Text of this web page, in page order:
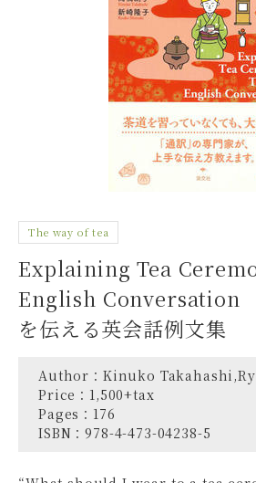
The way of tea
Explaining Tea
English Conversation
を伝える英会話例文集
Author： Kinuko
Price： 1,500+tax
Pages： 176
ISBN：978-4-473-04238-5